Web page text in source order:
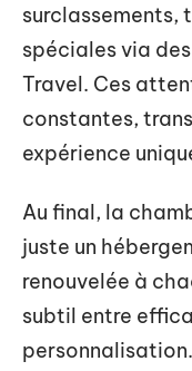
surclassements,
spéciales via
Travel. Ces
constantes,
expérience
Au final, la
juste un
renouvelée à
subtil entre